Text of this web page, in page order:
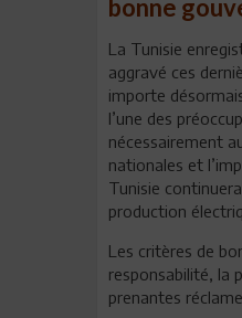
bonne
La Tunisie
aggravé ces
importe
l’une des
nécessairement
nationales et
Tunisie
production
Les critères de
responsabilité, la
prenantes